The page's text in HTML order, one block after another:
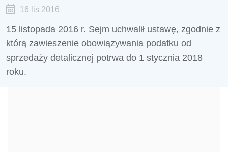
16 lis 2016
15 listopada 2016 r. Sejm uchwalił ustawę, zgodnie z
którą zawieszenie obowiązywania podatku od
sprzedaży detalicznej potrwa do 1 stycznia 2018
roku.